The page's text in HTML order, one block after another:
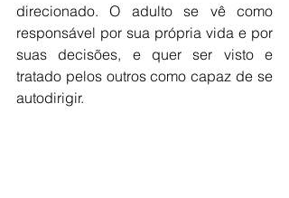
direcionado. O adulto se vê como
responsável por sua própria vida e por
suas decisões, e quer ser visto e
tratado pelos outros como capaz de se
autodirigir.